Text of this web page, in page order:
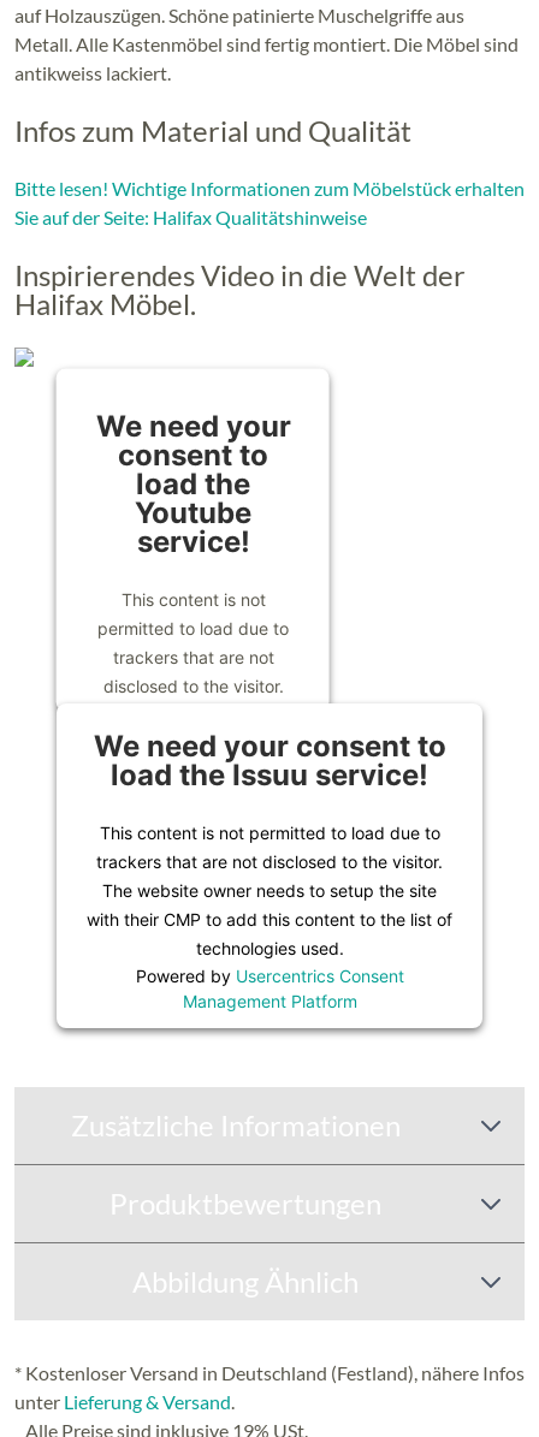
auf Holzauszügen. Schöne patinierte Muschelgriffe aus
Metall. Alle Kastenmöbel sind fertig montiert. Die Möbel sind
antikweiss lackiert.
Infos zum Material und Qualität
Bitte lesen! Wichtige Informationen zum Möbelstück erhalten
Sie auf der Seite: Halifax Qualitätshinweise
Inspirierendes Video in die Welt der
Halifax Möbel.
We need your
consent to
load the
Youtube
service!
This content is not
permitted to load due to
trackers that are not
disclosed to the visitor.
to setup the site with their
CMP to add this content to
used.
Powered byUsercentrics
Consent Management
Platform
We need your consent to
load the Issuu service!
This content is not permitted to load due to
trackers that are not disclosed to the visitor.
The website owner needs to setup the site
with their CMP to add this content to the list of
technologies used.
Powered by Usercentrics Consent
Management Platform
Zusätzliche Informationen
Produktbewertungen
Abbildung Ähnlich
* Kostenloser Versand in Deutschland (Festland), nähere Infos
unter Lieferung & Versand
Alle Preise sind inklusive 19% USt.